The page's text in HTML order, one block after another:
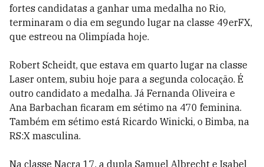
fortes candidatas a ganhar uma medalha no Rio,
terminaram o dia em segundo lugar na classe 49erFX,
que estreou na Olimpíada hoje.
Robert Scheidt, que estava em quarto lugar na classe
Laser ontem, subiu hoje para a segunda colocação. É
outro candidato a medalha. Já Fernanda Oliveira e
Ana Barbachan ficaram em sétimo na 470 feminina.
Também em sétimo está Ricardo Winicki, o Bimba, na
RS:X masculina.
Na classe Nacra 17, a dupla Samuel Albrecht e Isabel